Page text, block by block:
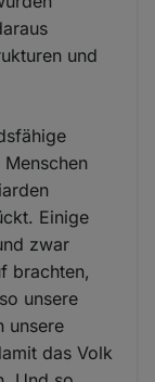
und
Einige
zwar
brachten,
unsere
unsere
das Volk